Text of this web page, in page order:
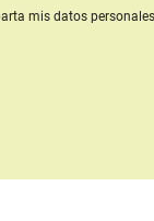
mis datos